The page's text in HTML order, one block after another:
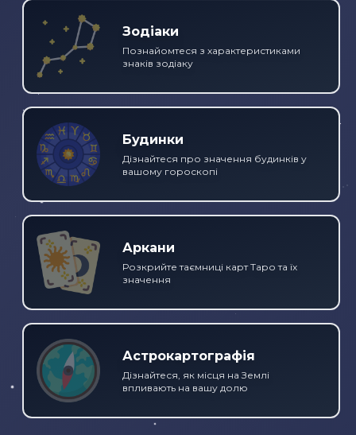
Зодіаки
Познайомтеся з характеристиками
знаків зодіаку
Будинки
Дізнайтеся про значення будинків у
вашому гороскопі
Аркани
Розкрийте таємниці карт Таро та їх
значення
Астрокартографія
Дізнайтеся, як місця на Землі
впливають на вашу долю